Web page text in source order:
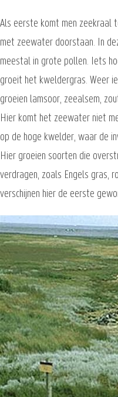
Als eerste komt men zeekraal
met zeewater doorstaan. In
meestal in grote pollen. Iets
groeit het kweldergras. Weer
groeien lamsoor, zeealsem,
Hier komt het zeewater niet
op de hoge kwelder, waar de
Hier groeien soorten die
verdragen, zoals Engels gras,
verschijnen hier de eerste